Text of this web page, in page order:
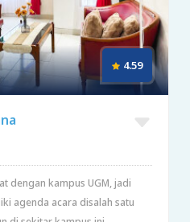
4.59
dengan kampus UGM, jadi
agenda acara disalah satu